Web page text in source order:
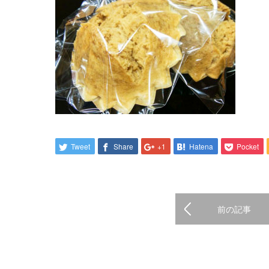
Tweet Share +1 Hatena Pocket
前の記事